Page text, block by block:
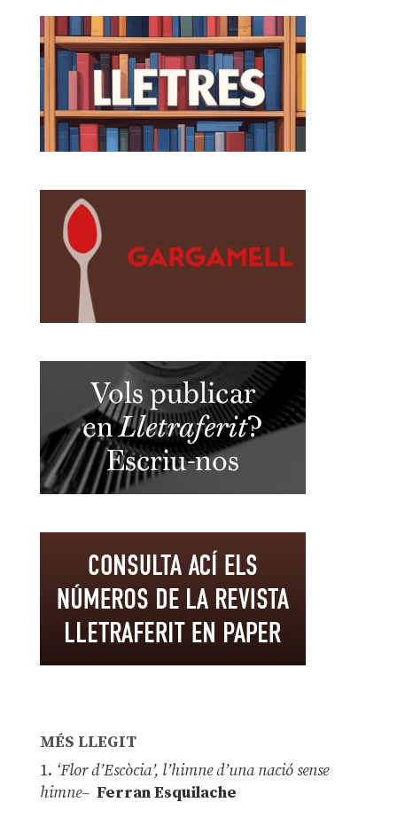
MÉS LLEGIT
1. ‘Flor d’Escòcia’, l’himne d’una nació sense
himne– Ferran Esquilache